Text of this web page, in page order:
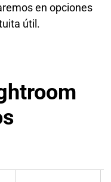
en opciones
útil.